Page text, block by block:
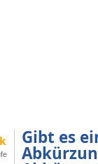
Gibt es